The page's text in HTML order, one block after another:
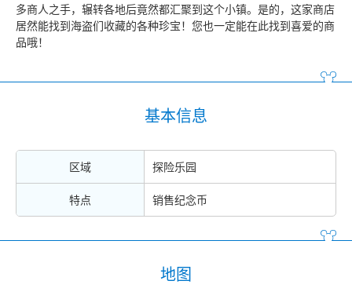
多商人之手，辗转各地后竟然都汇聚到这个小镇。是的，这家商店
居然能找到海盗们收藏的各种珍宝！您也一定能在此找到喜爱的商
品哦！
基本信息
区域 探险乐园
特点 销售纪念币
地图